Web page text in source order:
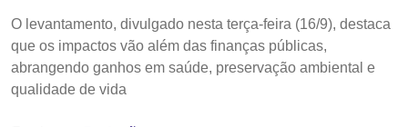
O levantamento, divulgado nesta terça-feira (16/9), destaca
que os impactos vão além das finanças públicas,
abrangendo ganhos em saúde, preservação ambiental e
qualidade de vida